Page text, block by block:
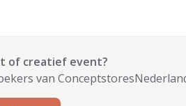
of creatief event?
van